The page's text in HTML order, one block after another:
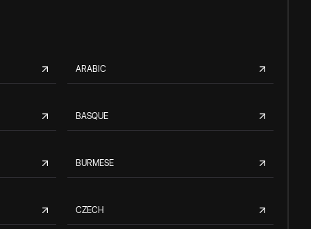
ARABIC
BASQUE
BURMESE
CZECH